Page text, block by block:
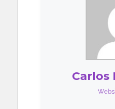
Carlos